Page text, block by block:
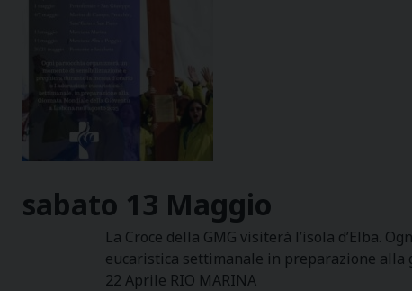
sabato 13 Maggio
La Croce della GMG visiterà l’isola d’Elba.
eucaristica settimanale in preparazione alla
22 Aprile RIO MARINA